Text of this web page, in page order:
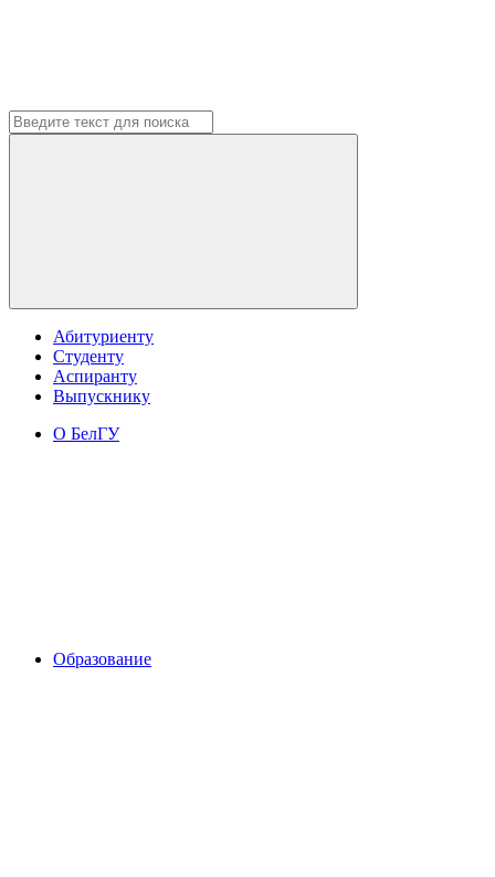
Абитуриенту
Студенту
Аспиранту
Выпускнику
О БелГУ
Образование